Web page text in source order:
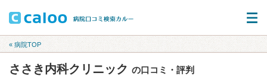
« 病院TOP
ささき内科クリニック の口コミ・評判